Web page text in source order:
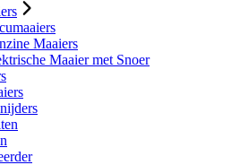
Maaiers
Maaier met Snoer